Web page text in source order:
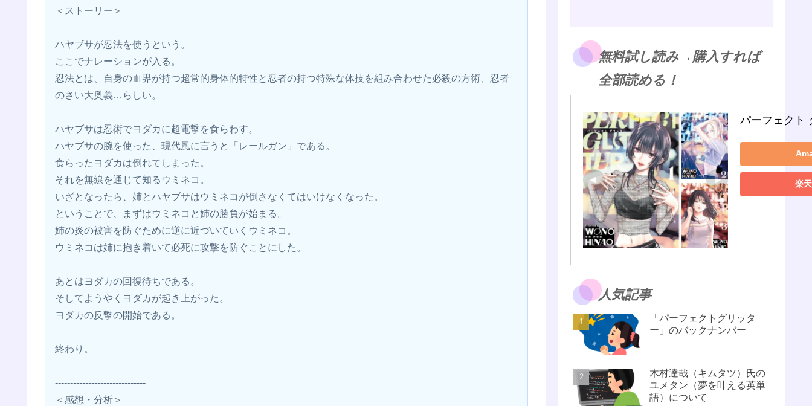
＜ストーリー＞
ハヤブサが忍法を使うという。
ここでナレーションが入る。
忍法とは、自身の血界が持つ超常的身体的特性と忍者の持つ特殊な体技を組み合わせた必殺の方術、忍者
のさい大奥義…らしい。
ハヤブサは忍術でヨダカに超電撃を食らわす。
ハヤブサの腕を使った、現代風に言うと「レールガン」である。
食らったヨダカは倒れてしまった。
それを無線を通じて知るウミネコ。
いざとなったら、姉とハヤブサはウミネコが倒さなくてはいけなくなった。
ということで、まずはウミネコと姉の勝負が始まる。
姉の炎の被害を防ぐために逆に近づいていくウミネコ。
ウミネコは姉に抱き着いて必死に攻撃を防ぐことにした。
あとはヨダカの回復待ちである。
そしてようやくヨダカが起き上がった。
ヨダカの反撃の開始である。
終わり。
------------------------------
＜感想・分析＞
無料試し読み→購入すれば
全部読める！
パーフェクト
楽
人気記事
「パーフェクトグリッタ
ー」のバックナンバー
木村達哉（キムタツ）氏の
ユメタン（夢を叶える英単
語）について